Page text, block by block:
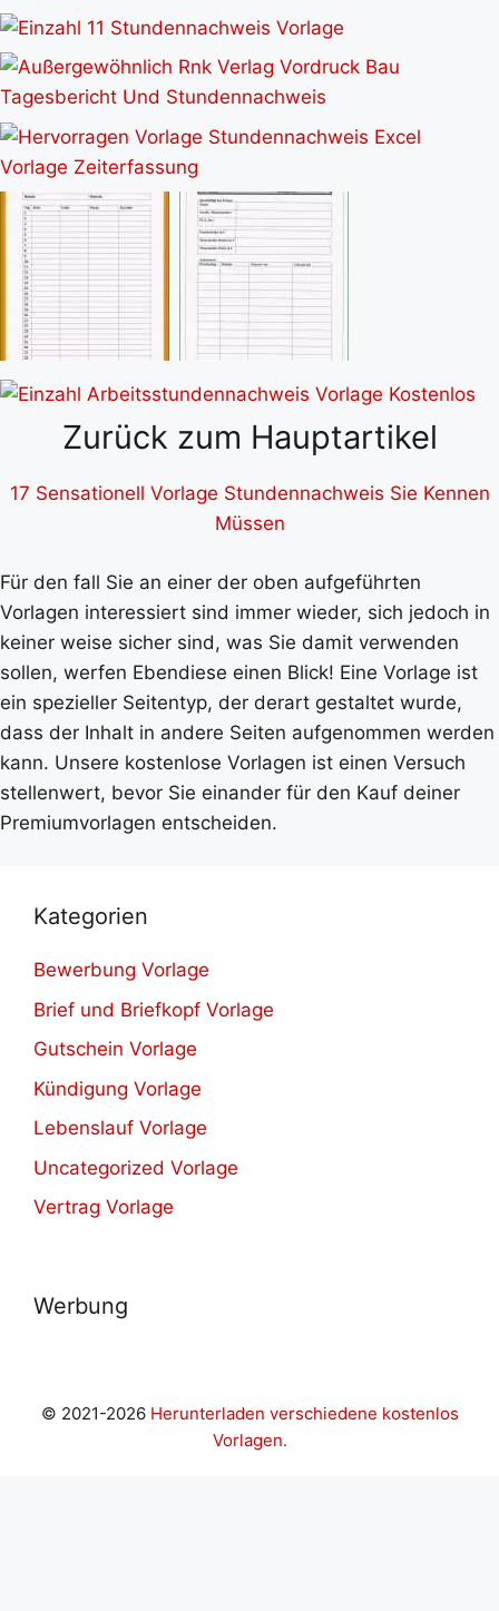
Zurück zum Hauptartikel
17 Sensationell Vorlage Stundennachweis Sie Kennen
Müssen
Für den fall Sie an einer der oben aufgeführten
Vorlagen interessiert sind immer wieder, sich jedoch in
keiner weise sicher sind, was Sie damit verwenden
sollen, werfen Ebendiese einen Blick! Eine Vorlage ist
ein spezieller Seitentyp, der derart gestaltet wurde,
dass der Inhalt in andere Seiten aufgenommen werden
kann. Unsere kostenlose Vorlagen ist einen Versuch
stellenwert, bevor Sie einander für den Kauf deiner
Premiumvorlagen entscheiden.
Kategorien
Bewerbung Vorlage
Brief und Briefkopf Vorlage
Gutschein Vorlage
Kündigung Vorlage
Lebenslauf Vorlage
Uncategorized Vorlage
Vertrag Vorlage
Werbung
© 2021-2026 Herunterladen verschiedene kostenlos
Vorlagen.